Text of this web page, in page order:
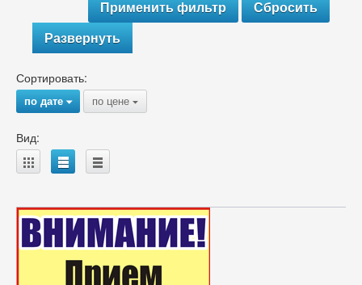
Развернуть
Сортировать:
по дате{ по цене {
Вид:
A B C